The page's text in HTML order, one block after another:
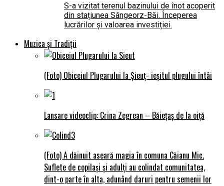
S-a vizitat terenul bazinului de înot acoperit
din stațiunea Sângeorz-Băi. Începerea
lucrărilor și valoarea investiției.
Muzica și Tradiții
(Foto) Obiceiul Plugarului la Șieuț- ieșitul plugului întâi
Lansare videoclip: Crina Zegrean – Băiețaș de la oiță
(Foto) A dăinuit aseară magia în comuna Căianu Mic.
Suflete de copilași și adulți au colindat comunitatea,
dint-o parte în alta, adunând daruri pentru semenii lor